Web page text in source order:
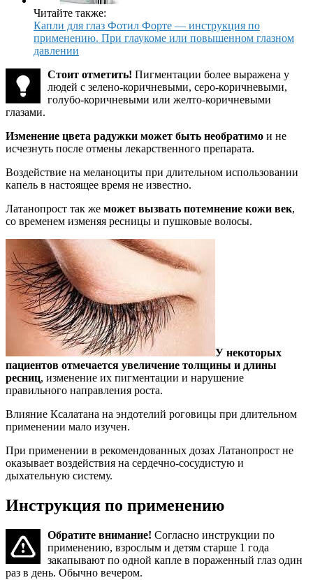
Читайте также:
Капли для глаз Фотил Форте — инструкция по
применению. При глаукоме или повышенном глазном
давлении
Стоит отметить! Пигментации более выражена у
людей с зелено-коричневыми, серо-коричневыми,
голубо-коричневыми или желто-коричневыми
глазами.
Изменение цвета радужки может быть необратимо и не
исчезнуть после отмены лекарственного препарата.
Воздействие на меланоциты при длительном использовании
капель в настоящее время не известно.
Латанопрост так же может вызвать потемнение кожи век,
со временем изменяя ресницы и пушковые волосы.
У некоторых
пациентов отмечается увеличение толщины и длины
ресниц, изменение их пигментации и нарушение
правильного направления роста.
Влияние Ксалатана на эндотелий роговицы при длительном
применении мало изучен.
При применении в рекомендованных дозах Латанопрост не
оказывает воздействия на сердечно-сосудистую и
дыхательную систему.
Инструкция по применению
Обратите внимание! Согласно инструкции по
применению, взрослым и детям старше 1 года
закапывают по одной капле в пораженный глаз один
раз в день. Обычно вечером.